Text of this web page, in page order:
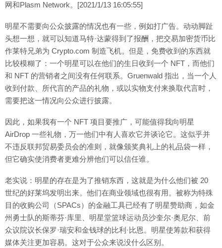
网和Plasm Network。[2021/1/13 16:05:55]
明星不需要向公众披露的情况也有一些，例如打广告。动动脚趾
头想一想，就可以知道马特·达蒙得到了报酬，把交易加密货币比
作莱特兄弟为 Crypto.com 制造飞机。但是，免费收到的东西就
比较模糊了：一个明星可以在他们的生日收到一个 NFT，而他们
和 NFT 的营销者之间没有任何联系。Gruenwald 指出，当一个人
收到付款、所代言的产品的礼物，或以实物支付来换取代言时，
需要把这一情况向公众进行披露。
因此，如果我有一个 NFT 项目要推广，可能值得我向明星
AirDrop 一些礼物，万一他们中有人喜欢它并谈论它。这似乎并
不违反联邦贸易委员会的准则，就像颁奖典礼上的礼品袋一样，
但它确实使消费者更难分辨他们可以信任谁。
老实说：明星的存在是为了推销东西，这就是为什么他们被 20
世纪的好莱坞发明出来。他们在商业领域也很有用。被称为特殊
目的收购公司（SPACs）的金融工具已经有了明星赞助商，如金
州勇士队的斯蒂芬·库里、明星堂篮球运动员沙奎尔·奥尼尔、前
众议院议长保罗·瑞安和金钱球的比利·比恩。明星使筹款和获得
媒体关注更加容易。这对于公众来说没什么区别。